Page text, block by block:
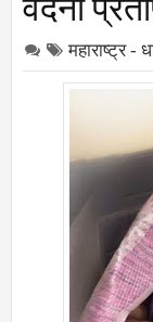
महाराष्ट्र -